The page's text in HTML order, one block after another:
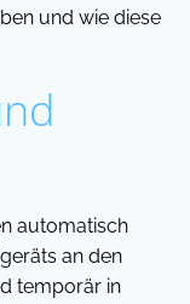
und wie diese
automatisch
an den
temporär in